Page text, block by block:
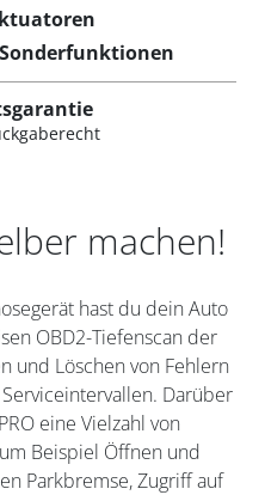
machen!
hast du dein Auto
OBD2-Tiefenscan der
und Löschen von Fehlern
Darüber
eine Vielzahl von
Beispiel Öffnen und
Parkbremse, Zugriff auf